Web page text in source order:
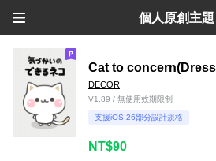
個人原創主題
Cat to
DECOR
V1.89 / 無使用效期限制
支援iOS 26部分設計規格
NT$90